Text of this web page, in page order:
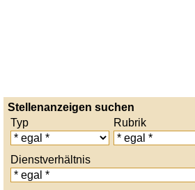
Stellenanzeigen suchen
Typ
Rubrik
Dienstverhältnis